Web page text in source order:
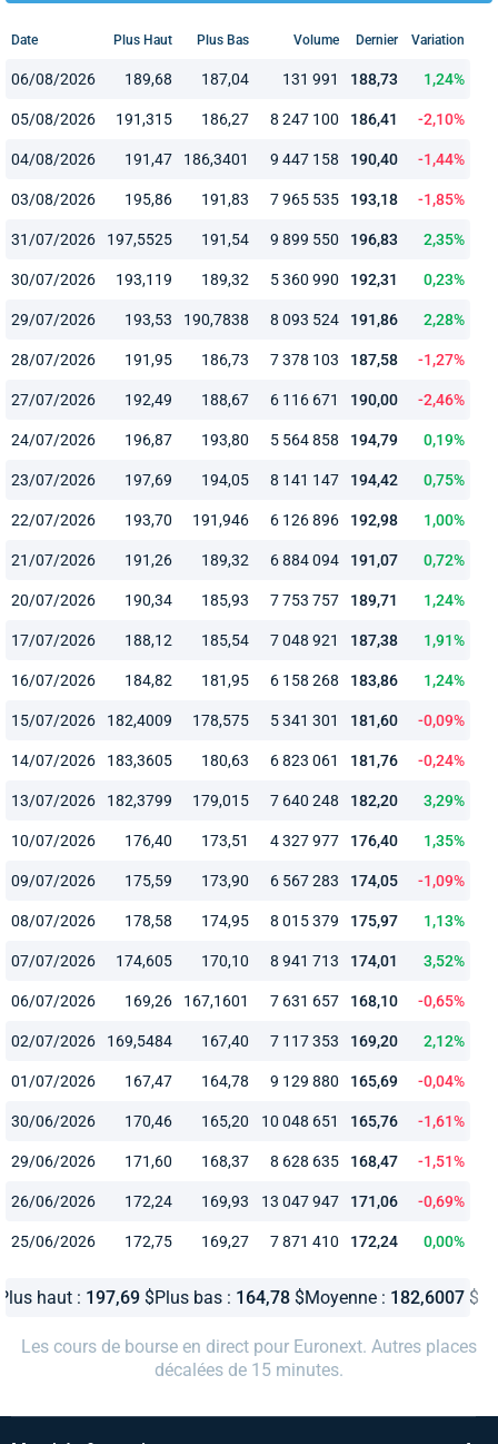
Date Plus Haut Plus Bas Volume Dernier Variation
06/08/2026 189,68 187,04 131 991 188,73 1,24%
05/08/2026 191,315 186,27 8 247 100 186,41 -2,10%
04/08/2026 191,47 186,3401 9 447 158 190,40 -1,44%
03/08/2026 195,86 191,83 7 965 535 193,18 -1,85%
31/07/2026 197,5525 191,54 9 899 550 196,83 2,35%
30/07/2026 193,119 189,32 5 360 990 192,31 0,23%
29/07/2026 193,53 190,7838 8 093 524 191,86 2,28%
28/07/2026 191,95 186,73 7 378 103 187,58 -1,27%
27/07/2026 192,49 188,67 6 116 671 190,00 -2,46%
24/07/2026 196,87 193,80 5 564 858 194,79 0,19%
23/07/2026 197,69 194,05 8 141 147 194,42 0,75%
22/07/2026 193,70 191,946 6 126 896 192,98 1,00%
21/07/2026 191,26 189,32 6 884 094 191,07 0,72%
20/07/2026 190,34 185,93 7 753 757 189,71 1,24%
17/07/2026 188,12 185,54 7 048 921 187,38 1,91%
16/07/2026 184,82 181,95 6 158 268 183,86 1,24%
15/07/2026 182,4009 178,575 5 341 301 181,60 -0,09%
14/07/2026 183,3605 180,63 6 823 061 181,76 -0,24%
13/07/2026 182,3799 179,015 7 640 248 182,20 3,29%
10/07/2026 176,40 173,51 4 327 977 176,40 1,35%
09/07/2026 175,59 173,90 6 567 283 174,05 -1,09%
08/07/2026 178,58 174,95 8 015 379 175,97 1,13%
07/07/2026 174,605 170,10 8 941 713 174,01 3,52%
06/07/2026 169,26 167,1601 7 631 657 168,10 -0,65%
02/07/2026 169,5484 167,40 7 117 353 169,20 2,12%
01/07/2026 167,47 164,78 9 129 880 165,69 -0,04%
30/06/2026 170,46 165,20 10 048 651 165,76 -1,61%
29/06/2026 171,60 168,37 8 628 635 168,47 -1,51%
26/06/2026 172,24 169,93 13 047 947 171,06 -0,69%
25/06/2026 172,75 169,27 7 871 410 172,24 0,00%
haut : 197,69$Plus bas : 164,78$Moyenne : 182,6007$
Les cours de bourse en direct pour Euronext. Autres places
décalées de 15 minutes.